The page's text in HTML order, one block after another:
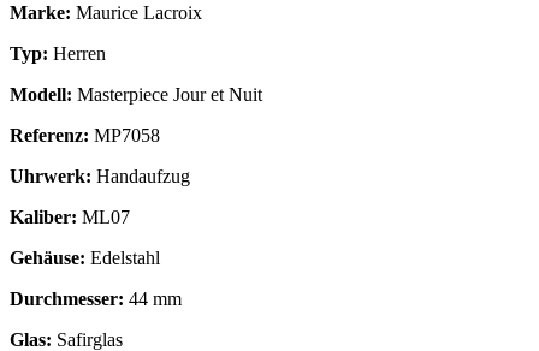
Marke: Maurice Lacroix
Typ: Herren
Modell: Masterpiece Jour et Nuit
Referenz: MP7058
Uhrwerk: Handaufzug
Kaliber: ML07
Gehäuse: Edelstahl
Durchmesser: 44 mm
Glas: Safirglas